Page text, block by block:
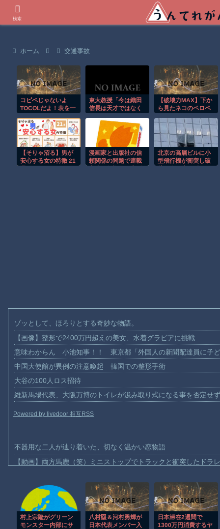
ホーム 交通事故
コピペじゃないよ
TOCOLだよ！表を一
TOCOL関数の基本と
実践
東大教授「今は織田
信長は天才ではなく
が強いがそれは違う
と思う」
【破壊力MAX】下か
ら見たネコのペロペ
いｗ
【そりゃ沼る】男が
安心する女の特徴 21
漫画家と出版社の信
頼関係の問題で連載
北京の高層ビルに小
型飛行機が衝突し破
ゾッとして、ほろりとする奇妙な物語。
【画像】整形で2400万円超えの美女、水着グラビアに挑戦
意味わからん 小池知事！！ 東京都「外国人の新聞配達員に子
中国大使館が異例の注意喚起 韓国での整形手術
大谷の100人ロス招待
維新馬場代表、大阪万博のトイレが汲み取り式になる事を否定せ
Powered by livedoor 相互RSS
不器用な二人が辿り着いた、切なく温かい恋物語
【動画】両方馬鹿（笑）ミニストップでトラックと衝突したドラ
【動画】野菜売りのおじさんにドローンを特攻させるおそロシア
【動画】首都高で4tトラックが原因の玉突き事故に巻き込まれた
【朗報】大人気漫画「GANTZ」がAmazonでなんと全巻100円ｗ
村上宗隆がグリーン
モンスター内部にサ
八村塁＆河村勇輝が
日本代表メンバー入
日本滞在2週間で
1300万円消費するヤ
検索